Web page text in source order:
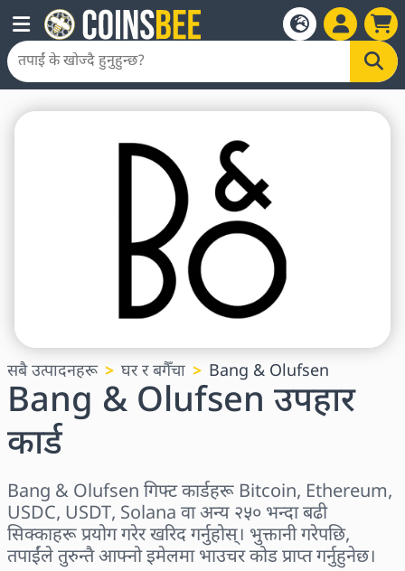
सबै उत्पादनहरू घर र बगैँचा Bang & Olufsen
Bang & Olufsen उपहार
कार्ड
Bang & Olufsen गिफ्ट कार्डहरू Bitcoin, Ethereum,
USDC, USDT, Solana वा अन्य २५० भन्दा बढी
सिक्काहरू प्रयोग गरेर खरिद गर्नुहोस्। भुक्तानी गरेपछि,
तपाईंले तुरुन्तै आफ्नो इमेलमा भाउचर कोड प्राप्त गर्नुहुनेछ।